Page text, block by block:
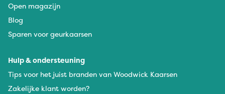
Open magazijn
Blog
Sparen voor geurkaarsen
Hulp & ondersteuning
Tips voor het juist branden van Woodwick Kaarsen
Zakelijke klant worden?